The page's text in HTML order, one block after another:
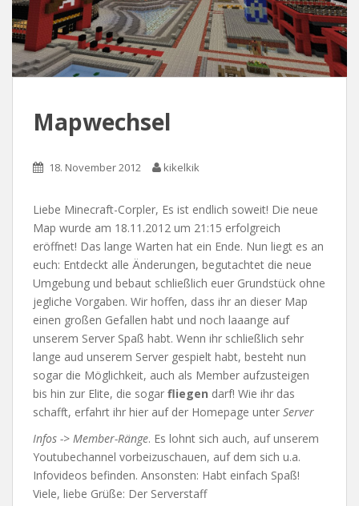
Mapwechsel
18. November 2012 kikelkik
Liebe Minecraft-Corpler, Es ist endlich soweit! Die neue
Map wurde am 18.11.2012 um 21:15 erfolgreich
eröffnet! Das lange Warten hat ein Ende. Nun liegt es an
euch: Entdeckt alle Änderungen, begutachtet die neue
Umgebung und bebaut schließlich euer Grundstück ohne
jegliche Vorgaben. Wir hoffen, dass ihr an dieser Map
einen großen Gefallen habt und noch laaange auf
unserem Server Spaß habt. Wenn ihr schließlich sehr
lange aud unserem Server gespielt habt, besteht nun
sogar die Möglichkeit, auch als Member aufzusteigen
bis hin zur Elite, die sogar fliegen darf! Wie ihr das
schafft, erfahrt ihr hier auf der Homepage unter Server
Infos -> Member-Ränge. Es lohnt sich auch, auf unserem
Youtubechannel vorbeizuschauen, auf dem sich u.a.
Infovideos befinden. Ansonsten: Habt einfach Spaß!
Viele, liebe Grüße: Der Serverstaff